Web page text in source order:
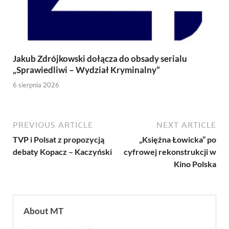
Jakub Zdrójkowski dołącza do obsady serialu
„Sprawiedliwi – Wydział Kryminalny”
6 sierpnia 2026
PREVIOUS ARTICLE
TVP i Polsat z propozycją
debaty Kopacz – Kaczyński
NEXT ARTICLE
„Księżna Łowicka” po
cyfrowej rekonstrukcji w
Kino Polska
About MT